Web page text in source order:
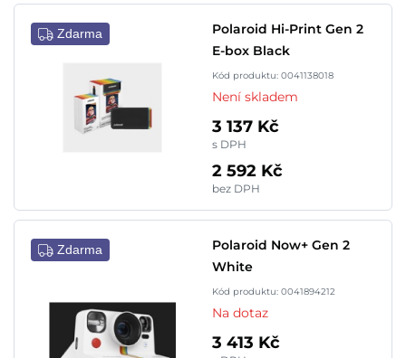
Zdarma
Polaroid Hi-Print Gen 2
E-box Black
Kód produktu: 0041138018
Není skladem
3 137 Kč
s DPH
2 592 Kč
bez DPH
Zdarma
Polaroid Now+ Gen 2
White
Kód produktu: 0041894212
Na dotaz
3 413 Kč